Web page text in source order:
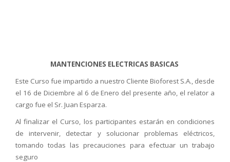
MANTENCIONES ELECTRICAS BASICAS
Este Curso fue impartido a nuestro Cliente Bioforest S.A., desde
el 16 de Diciembre al 6 de Enero del presente año, el relator a
cargo fue el Sr. Juan Esparza.
Al finalizar el Curso, los participantes estarán en condiciones
de intervenir, detectar y solucionar problemas eléctricos,
tomando todas las precauciones para efectuar un trabajo
seguro